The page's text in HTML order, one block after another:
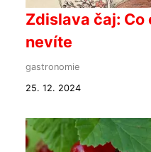
Zdislava čaj: Co
nevíte
gastronomie
25. 12. 2024